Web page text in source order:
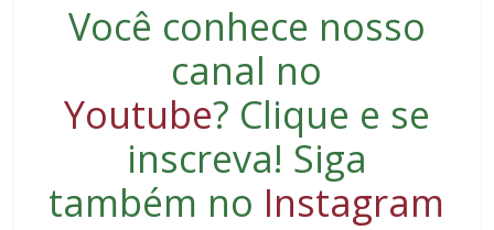
Você conhece nosso
canal no
Youtube? Clique e se
inscreva! Siga
também no Instagram